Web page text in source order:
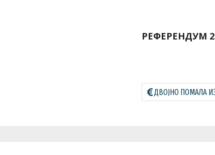
РЕФЕРЕНДУМ
ДВОЈНО ПОМАЛА